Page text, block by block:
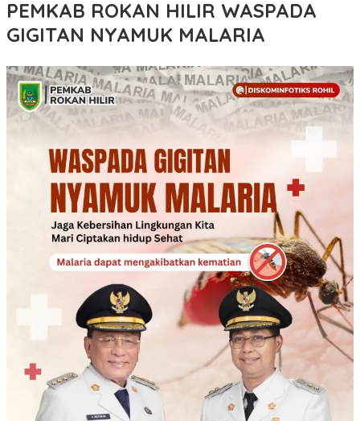
PEMKAB ROKAN HILIR WASPADA
GIGITAN NYAMUK MALARIA